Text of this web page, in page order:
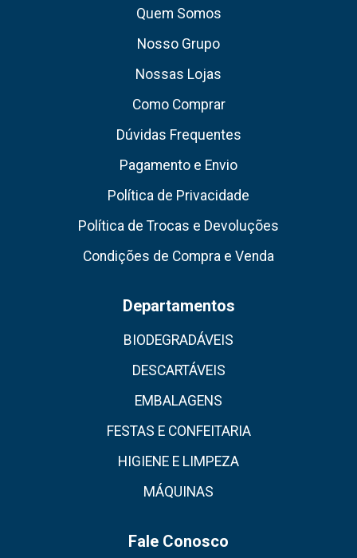
Quem Somos
Nosso Grupo
Nossas Lojas
Como Comprar
Dúvidas Frequentes
Pagamento e Envio
Política de Privacidade
Política de Trocas e Devoluções
Condições de Compra e Venda
Departamentos
BIODEGRADÁVEIS
DESCARTÁVEIS
EMBALAGENS
FESTAS E CONFEITARIA
HIGIENE E LIMPEZA
MÁQUINAS
Fale Conosco